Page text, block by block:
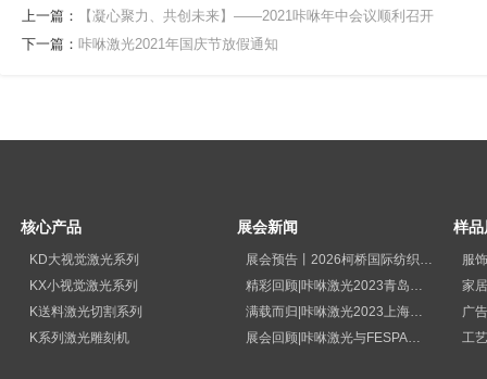
【凝心
——
中会议
顺利召
篇：
上一篇：
【凝心聚力、共创未来】——2021咔咻年中会议顺利召开
下一篇： 咔咻激光2021年国庆节放假通知
核心产品
KD大视觉激光系列
KX小视觉激光系列
K送料激光切割系列
K系列激光雕刻机
展会新闻 样品
服
家
广
工